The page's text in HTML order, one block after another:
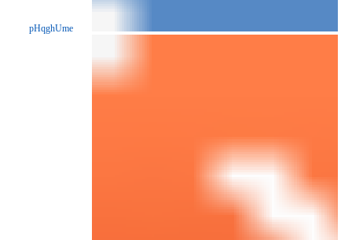
pHqghUme